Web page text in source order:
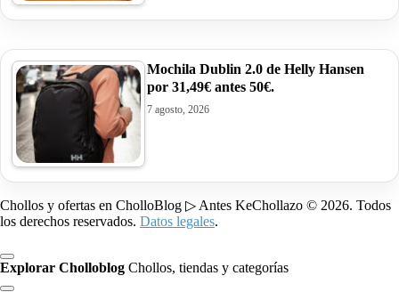
Mochila Dublin 2.0 de Helly Hansen
por 31,49€ antes 50€.
7 agosto, 2026
Chollos y ofertas en CholloBlog ▷ Antes KeChollazo © 2026. Todos
los derechos reservados. Datos legales.
Explorar Cholloblog Chollos, tiendas y categorías